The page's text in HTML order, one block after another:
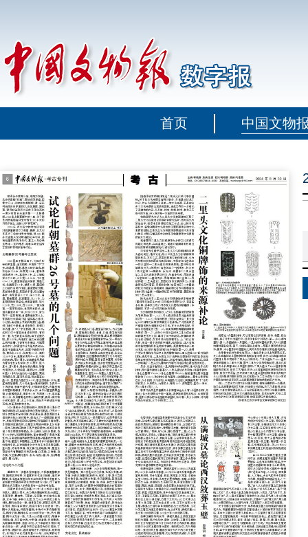
首页 中国文物